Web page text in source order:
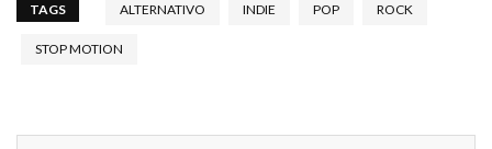
TAGS ALTERNATIVO INDIE POP ROCK
STOP MOTION